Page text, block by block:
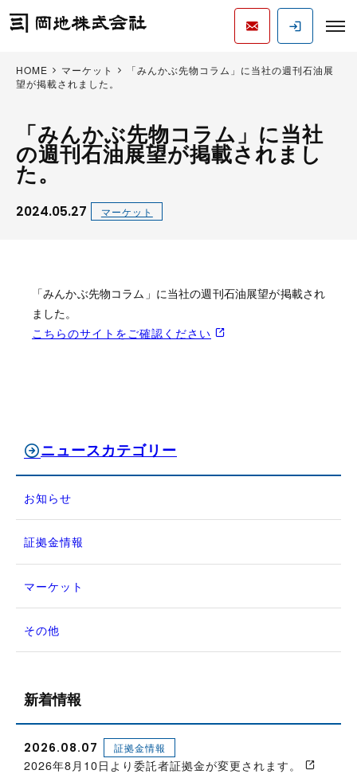
HOME マーケット
「みんかぶ先物コラム」に当社の週刊石油展
望が掲載されました。
「みんかぶ先物コラム」に当社
の週刊石油展望が掲載されまし
た。
2024.05.27 マーケット
「みんかぶ先物コラム」に当社の週刊石油展望が掲載され
ました。
こちらのサイトをご確認ください
ニュースカテゴリー
お知らせ
証拠金情報
マーケット
その他
新着情報
2026.08.07 証拠金情報
2026年8月10日より委託者証拠金が変更されます。